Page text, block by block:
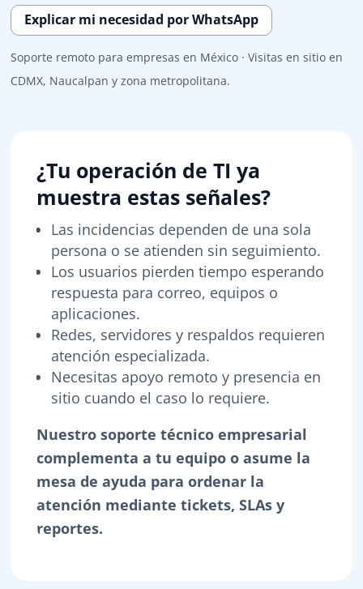
Explicar mi necesidad por WhatsApp
Soporte remoto para empresas en México · Visitas en sitio en
CDMX, Naucalpan y zona metropolitana.
¿Tu operación de TI ya
muestra estas señales?
Las incidencias dependen de una sola
persona o se atienden sin seguimiento.
Los usuarios pierden tiempo esperando
respuesta para correo, equipos o
aplicaciones.
Redes, servidores y respaldos requieren
atención especializada.
Necesitas apoyo remoto y presencia en
sitio cuando el caso lo requiere.
Nuestro soporte técnico empresarial
complementa a tu equipo o asume la
mesa de ayuda para ordenar la
atención mediante tickets, SLAs y
reportes.